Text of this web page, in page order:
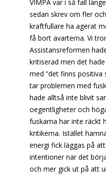
VIMPA var i så fall
sedan skrev om fler
kraftfullare ha agerat
få bort avarterna. Vi
Assistansreformen
kritiserad men det
med ”det finns positiva
tar problemen med
hade alltså inte blivit
oegentligheter och
fuskarna har inte räckt
kritikerna. Istället
energi fick läggas på
intentioner när det
och mer gick ut på att